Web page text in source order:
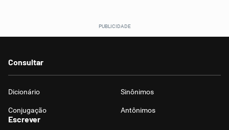
Consultar
Dicionário Sinônimos
Conjugação Antônimos
Escrever